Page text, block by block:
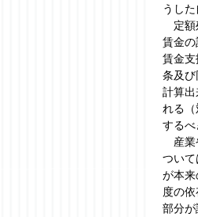
うし
定額
賃金
賃金
条及
計算
れる
するべ
産業
つい
が本
度の
部分